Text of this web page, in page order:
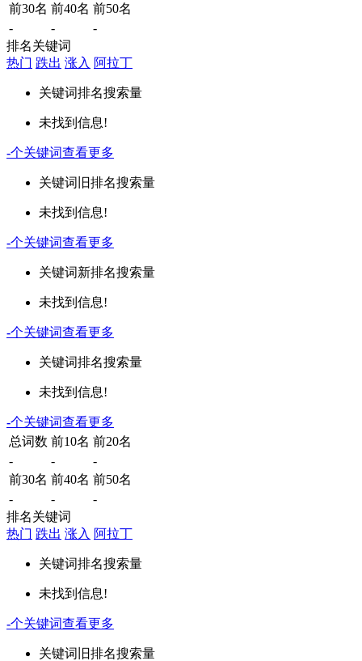
前30名 前40名 前50名
-
-
-
排名关键词
热门 跌出 涨入 阿拉丁
关键词排名搜索量
未找到信息!
-个关键词查看更多
关键词 旧排名搜索量
未找到信息!
-个关键词查看更多
关键词新排名搜索量
未找到信息!
-个关键词查看更多
关键词排名搜索量
未找到信息!
-个关键词查看更多
总词数 前10名 前20名
-
-
-
前30名 前40名 前50名
-
-
-
排名关键词
热门 跌出 涨入 阿拉丁
关键词排名搜索量
未找到信息!
-个关键词查看更多
关键词 旧排名搜索量